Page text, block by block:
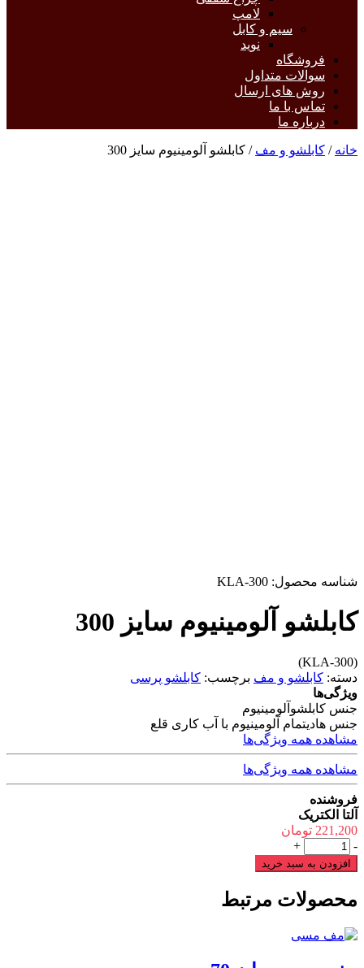
لامپ
سیم و کابل
نوید
فروشگاه
سوالات متداول
روش های ارسال
تماس با ما
درباره ما
خانه / کابلشو و مف / کابلشو آلومینیوم سایز 300
شناسه محصول: KLA-300
کابلشو آلومینیوم سایز 300
(KLA-300)
دسته: کابلشو و مف برچسب: کابلشو پرسی
ویژگی‌ها
جنس کابلشو آلومینیوم
جنس هادیتمام آلومینیوم با آب کاری قلع
مشاهده همه ویژگی‌ها
مشاهده همه ویژگی‌ها
فروشنده
آلتا الکتریک
221,200 تومان
کابلشو
آلومینیوم
سایز
عدد
-
+
افزودن به سبد خرید
محصولات مرتبط